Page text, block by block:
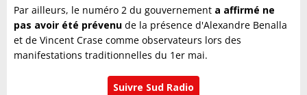
Par ailleurs, le numéro 2 du gouvernement a affirmé ne
pas avoir été prévenu de la présence d'Alexandre Benalla
et de Vincent Crase comme observateurs lors des
manifestations traditionnelles du 1er mai.
Suivre Sud Radio